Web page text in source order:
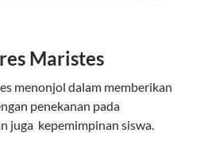
Maristes
menonjol dalam memberikan
penekanan pada
juga kepemimpinan siswa.